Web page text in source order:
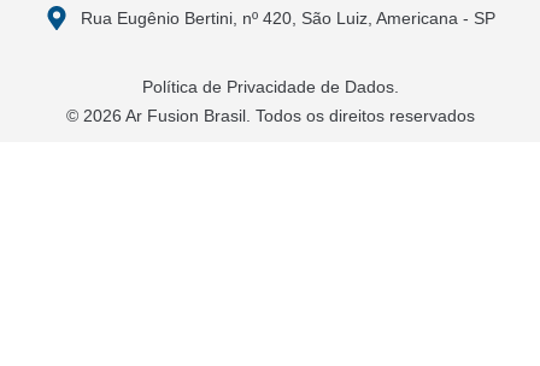
Rua Eugênio Bertini, nº 420, São Luiz, Americana - SP
Política de Privacidade de Dados.
© 2026 Ar Fusion Brasil. Todos os direitos reservados